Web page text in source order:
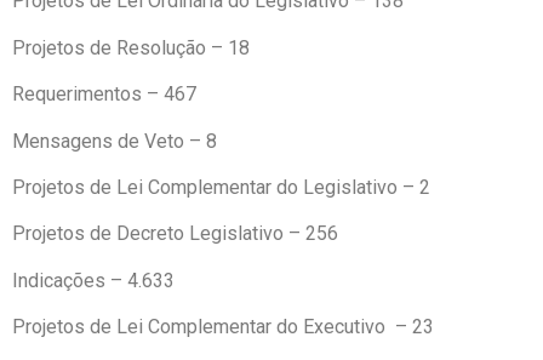
Projetos de Resolução – 18
Requerimentos – 467
Mensagens de Veto – 8
Projetos de Lei Complementar do Legislativo – 2
Projetos de Decreto Legislativo – 256
Indicações – 4.633
Projetos de Lei Complementar do Executivo – 23